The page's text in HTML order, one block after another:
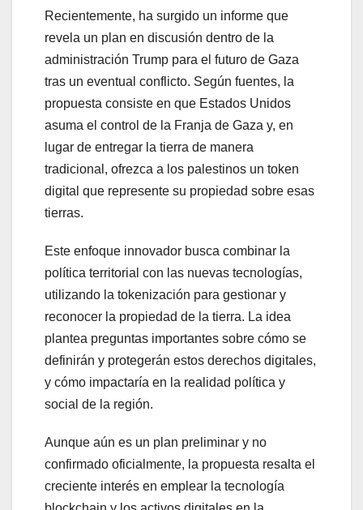
Recientemente, ha surgido un informe que
revela un plan en discusión dentro de la
administración Trump para el futuro de Gaza
tras un eventual conflicto. Según fuentes, la
propuesta consiste en que Estados Unidos
asuma el control de la Franja de Gaza y, en
lugar de entregar la tierra de manera
tradicional, ofrezca a los palestinos un token
digital que represente su propiedad sobre esas
tierras.
Este enfoque innovador busca combinar la
política territorial con las nuevas tecnologías,
utilizando la tokenización para gestionar y
reconocer la propiedad de la tierra. La idea
plantea preguntas importantes sobre cómo se
definirán y protegerán estos derechos digitales,
y cómo impactaría en la realidad política y
social de la región.
Aunque aún es un plan preliminar y no
confirmado oficialmente, la propuesta resalta el
creciente interés en emplear la tecnología